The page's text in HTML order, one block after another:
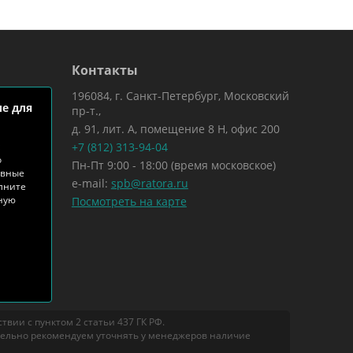
для
Контакты
196084, г. Санкт-Петербург, Московский
пр-т.,
д. 91, лит. А, помещение 8 Н, офис 200
+7 (812) 313-94-04
Пн-Пт 9:00 - 18:00 (время московское)
e-mail: spb@ratora.ru
Посмотреть на карте
с пунктом 2 статьи 437 ГК РФ.
рекомендуем уточнять у менеджеров наличие